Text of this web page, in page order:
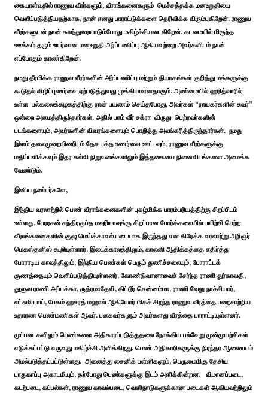
கையாள்வதில் ராணுவ வீரர்களும், வீராங்கனைகளும் மெச்சத்தக்க மனஉறுதியை
வெளிப்படுத்தியதற்காக, நான் எனது பாராட்டுக்களை தெரிவிக்க விரும்புகிறேன். ராணுவ
வீரர்களுடன் நான் கலந்துரையாடும்போது மகிழ்ச்சியடைகிறேன். கடமையில் மிகுந்த
ஊக்கம் தரும் உயர்வான மனஉறுதி அர்ப்பணிப்பு ஆகியவற்றை அவர்களிடம் நான்
எப்போதும் காண்கிறேன்.
நமது தீரமிக்க ராணுவ வீரர்களின் அர்ப்பணிப்பு மற்றும் தியாகங்கள் குறித்து மக்களுக்கு
கூடுதல் விழிப்புணர்வை ஏற்படுத்துவது முக்கியமானதாகும். அண்மையில் ஹரித்வாரில்
உள்ள பல்கலைக்கழகத்திற்கு நான் பயணம் செய்தபோது, அவர்கள் “நாயகர்களின் சுவர்”
ஒன்றை அமைத்திருந்தார்கள். அதில் பரம் வீர் சக்ரா விருது பெற்றவர்களின்
படங்களையும், அவர்களின் விவரங்களையும் பொறித்து அலங்கரித்திருந்தார்கள். நமது
இளம் தலைமுறையினரிடம் தேச பக்த உணர்வை ஊட்டவும், ராணுவ வீரர்களுக்கு
மதிப்பளிக்கவும் இதர கல்வி நிறுவனங்களிலும் இத்தகையை நினைவிடங்களை அமைக்க
வேண்டும்.
இனிய நண்பர்களே,
இந்திய வரலாற்றில் பெண் வீராங்கனைகளின் புகழ்மிக்க பாரம்பரியத்திற்கு சிறப்பிடம்
உள்ளது. பேரரசன் சந்திரகுப்த மவுரியாவுக்கு சிறப்பான போர்க்கலையில் பயிற்சி பெற்ற
வீராங்கனைகளின் குழு மெய்க்காவல் படையாக இருந்தது என கிரேக்க வரலாற்று அறிஞர்
மெகஸ்தனிஸ் கூறியுள்ளார். இடைக்காலத்திலும், காலனி ஆதிக்கத்தை எதிர்த்து
போராடிய காலத்திலும், இந்திய பெண்கள் பெரும் துணிச்சலையும், போராட்டக்
குணத்தையும் வெளிப்படுத்தியுள்ளனர். கோண்டுவானாவைச் சேர்ந்த ராணி துர்காவதி,
துளுவ ராணி அப்பக்கா, ருத்ரமாதேவி, கிட்டூர் சென்னம்மா, ராணி வேலு நாச்சியார்,
லட்சுமி பாய், பேகம் ஹசரத் மஹால் ஆகியோர் மிகச் சிறந்த ராணுவ வீரத்தை பறைசாற்றிய
உதாரண பெண்மணிகள் ஆவர். பகைவர்களும் அவர்களது வீரத்தை பாராட்டியுள்ளனர்.
முப்படைகளிலும் பெண்களை அதிகாரப்படுத்துதலை நோக்கிய பல்வேறு முன்முயற்சிகள்
எடுக்கப்பட்டு வருவது மகிழ்ச்சி அளிக்கிறது. பெண் அதிகாரிகளுக்கு நிரந்தர ஆணையம்
அமல்படுத்தப்பட்டுள்ளது. அனைத்து சைனிக் பள்ளிகளும், பெருமைமிகு தேசிய
பாதுகாப்பு அகாடமியும், தற்போது பெண்களுக்கு இடம் அளிக்கின்றன. விமானப்படை,
கடற்படை, கப்பல்கள், ராணுவ காவல்படை, வெளிநாடுகளுக்கான படைகள் ஆகியவற்றிலும்